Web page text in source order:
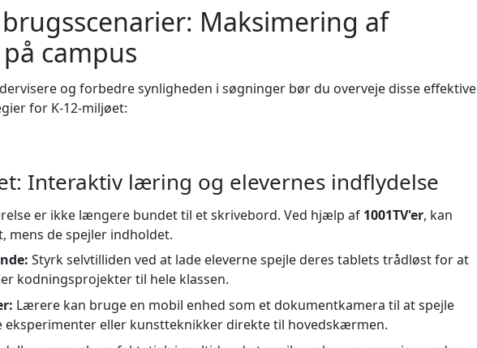
Maksimering af
campus
og forbedre synligheden i søgninger bør du overveje disse effektive
for K-12-miljøet:
Interaktiv læring og elevernes indflydelse
er ikke længere bundet til et skrivebord. Ved hjælp af 1001TV'er, kan
de spejler indholdet.
Styrk selvtilliden ved at lade eleverne spejle deres tablets trådløst for at
kodningsprojekter til hele klassen.
Lærere kan bruge en mobil enhed som et dokumentkamera til at spejle
eksperimenter eller kunstteknikker direkte til hovedskærmen.